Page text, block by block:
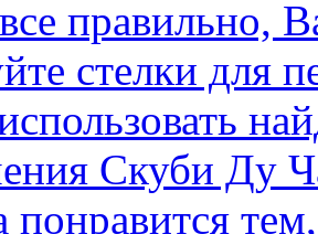
Скуби Ду